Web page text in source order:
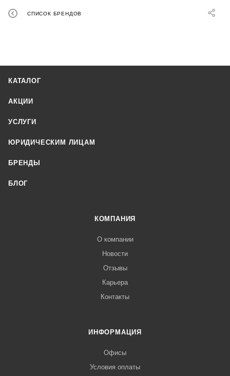
СПИСОК БРЕНДОВ
КАТАЛОГ
АКЦИИ
УСЛУГИ
ЮРИДИЧЕСКИМ ЛИЦАМ
БРЕНДЫ
БЛОГ
КОМПАНИЯ
О компании
Новости
Отзывы
Карьера
Контакты
ИНФОРМАЦИЯ
Офисы
Условия оплаты